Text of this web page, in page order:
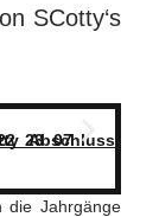
SCotty‘s
die Jahrgänge